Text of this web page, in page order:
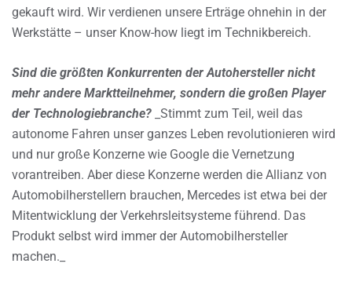
gekauft wird. Wir verdienen unsere Erträge ohnehin in der
Werkstätte – unser Know-how liegt im Technikbereich.
Sind die größten Konkurrenten der Autohersteller nicht
mehr andere Marktteilnehmer, sondern die großen Player
der Technologiebranche? _Stimmt zum Teil, weil das
autonome Fahren unser ganzes Leben revolutionieren wird
und nur große Konzerne wie Google die Vernetzung
vorantreiben. Aber diese Konzerne werden die Allianz von
Automobilherstellern brauchen, Mercedes ist etwa bei der
Mitentwicklung der Verkehrsleitsysteme führend. Das
Produkt selbst wird immer der Automobilhersteller
machen._